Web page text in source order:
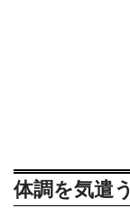
体調を気遣